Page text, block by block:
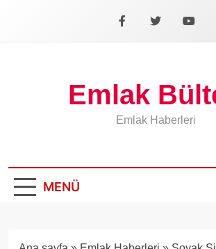
Facebook
X
Emlak
Emlak Haberleri
MENÜ